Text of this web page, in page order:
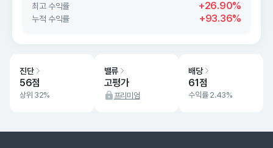
최고 수익률
+26.90%
누적 수익률 +93.36%
진단
56점
상위 32%
밸류
고평가
프리미엄
배당
61점
수익률 2.43%